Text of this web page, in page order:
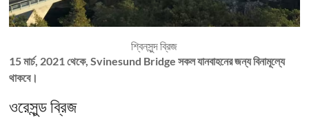
শ্বিনসুন্দ ব্রিজ
15 মার্চ, 2021 থেকে, Svinesund Bridge সকল যানবাহনের জন্য বিনামূল্যে
থাকবে।
ওরেসুন্ড ব্রিজ